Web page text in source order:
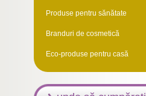
Produse pentru sănătate
Branduri de cosmetică
Eco-produse pentru casă